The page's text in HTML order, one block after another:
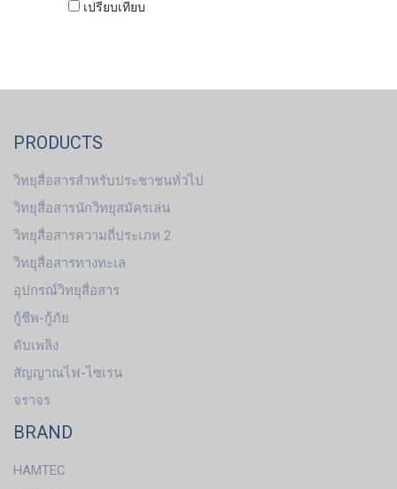
เปรียบเทียบ
PRODUCTS
วิทยุสื่อสารสำหรับประชาชนทั่วไป
วิทยุสื่อสารนักวิทยุสมัครเล่น
วิทยุสื่อสารความถี่ประเภท 2
วิทยุสื่อสารทางทะเล
อุปกรณ์วิทยุสื่อสาร
กู้ชีพ-กู้ภัย
ดับเพลิง
สัญญาณไฟ-ไซเรน
จราจร
BRAND
HAMTEC